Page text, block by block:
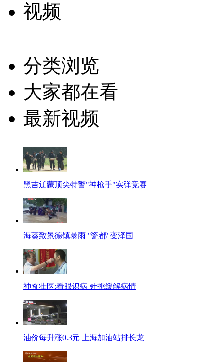
视频
分类浏览
大家都在看
最新视频
黑吉辽蒙顶尖特警"神枪手"实弹竞赛
海葵致景德镇暴雨 "瓷都"变泽国
神奇壮医:看眼识病 针挑缓解病情
油价每升涨0.3元 上海加油站排长龙